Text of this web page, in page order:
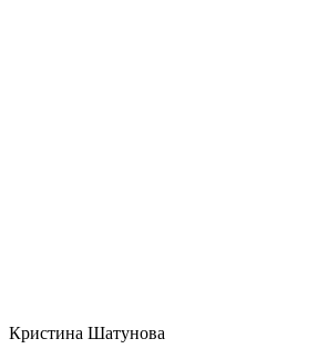
Кристина Шатунова